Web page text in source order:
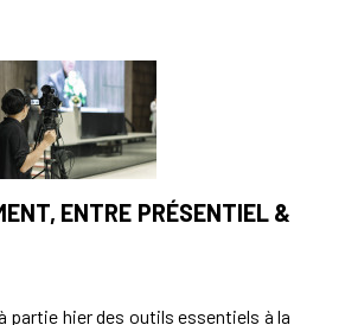
ENTRE PRÉSENTIEL &
partie hier des outils essentiels à la